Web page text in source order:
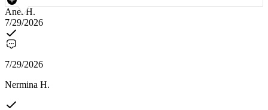
Anel H.
7/29/2026
7/29/2026
Nermina H.